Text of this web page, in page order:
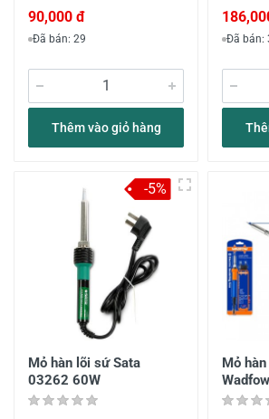
90,000 đ
Đã bán: 29
Thêm vào giỏ hàng
Đã bán:
Mỏ hàn lõi sứ Sata
03262 60W
-5%
Mỏ